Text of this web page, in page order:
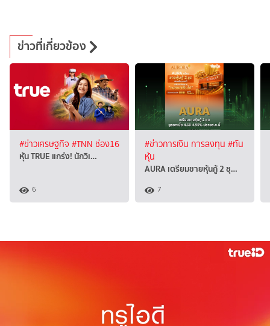
ข่าวที่เกี่ยวข้อง
#ข่าวเศรษฐกิจ #TNN ช่อง16
หุ้น TRUE แกร่ง! นักวิเ…
6
#ข่าวการเงิน การลงทุน #ทัน
หุ้น
AURA เตรียมขายหุ้นกู้ 2 ชุ…
7